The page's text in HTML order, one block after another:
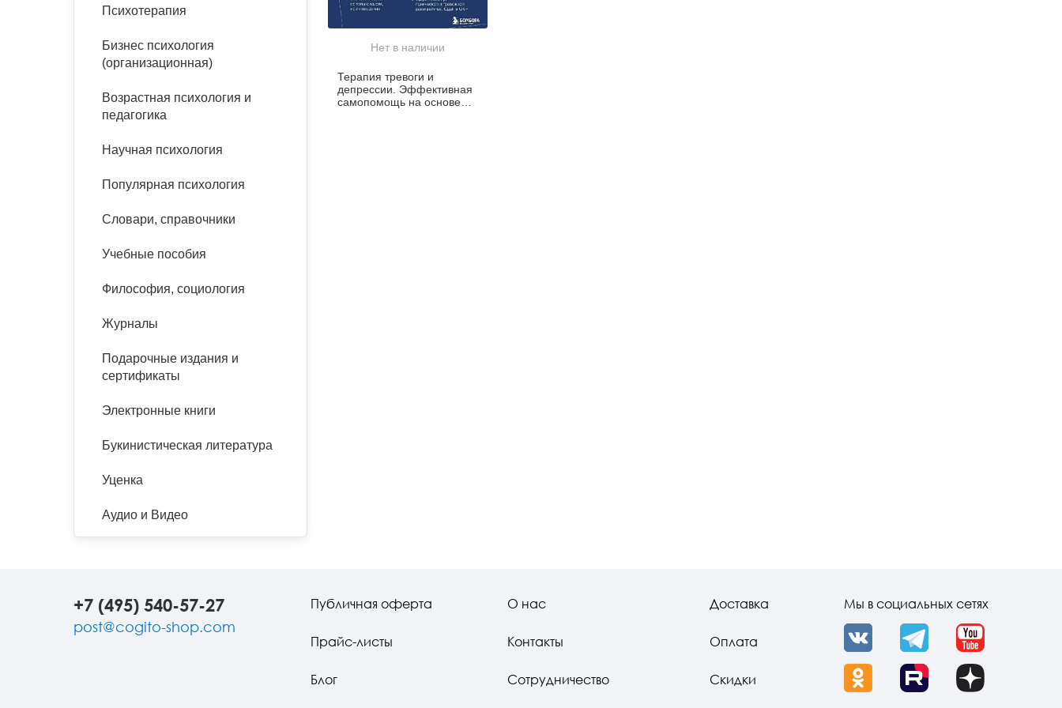
панические атаки
Психодрама
Сказкотерапия
психотерапии
Классический, эриксоновский
эргономика
Социальная психология
Психология развития
организационная психология
психоанализ
Психотерапия
Бизнес психология
(организационная)
Возрастная психология и
педагогика
Научная психология
Популярная психология
Словари, справочники
Учебные пособия
Философия, социология
Журналы
Подарочные издания и
сертификаты
Электронные книги
Букинистическая литература
Уценка
Аудио и Видео
Нет в наличии
Терапия тревоги и
депрессии. Эффективная
самопомощь на основе
+7 (495) 540-57-27
post@cogito-shop.com
Публичная оферта
Прайс-листы
Блог
О нас
Контакты
Сотрудничество
Доставка
Оплата
Скидки
Мы в социальных сетях
VK Telegram YouTube
OK Rutube Dzen